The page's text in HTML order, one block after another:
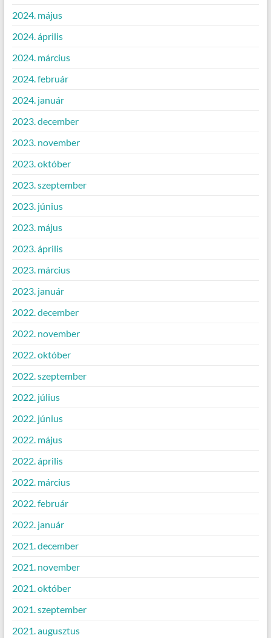
2024. május
2024. április
2024. március
2024. február
2024. január
2023. december
2023. november
2023. október
2023. szeptember
2023. június
2023. május
2023. április
2023. március
2023. január
2022. december
2022. november
2022. október
2022. szeptember
2022. július
2022. június
2022. május
2022. április
2022. március
2022. február
2022. január
2021. december
2021. november
2021. október
2021. szeptember
2021. augusztus